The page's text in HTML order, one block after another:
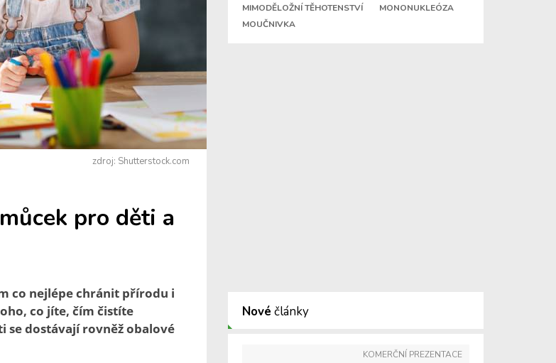
zdroj: Shutterstock.com
pro děti a
co nejlépe chránit přírodu i
co jíte, čím čistíte
se dostávají rovněž obalové
MIMODĚLOŽNÍ TĚHOTENSTVÍ
MONONUKLEÓZA
MOUČNIVKA
Nové články
KOMERČNÍ PREZENTACE